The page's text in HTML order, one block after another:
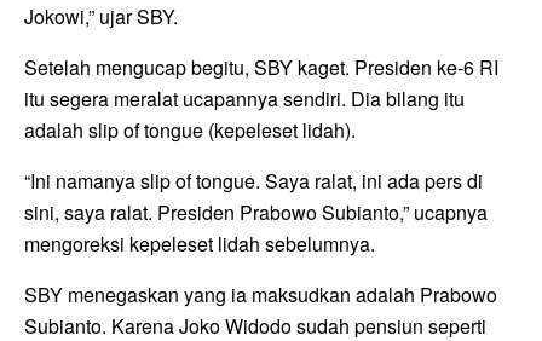
Jokowi,” ujar SBY.
Setelah mengucap begitu, SBY kaget. Presiden ke-6 RI
itu segera meralat ucapannya sendiri. Dia bilang itu
adalah slip of tongue (kepeleset lidah).
“Ini namanya slip of tongue. Saya ralat, ini ada pers di
sini, saya ralat. Presiden Prabowo Subianto,” ucapnya
mengoreksi kepeleset lidah sebelumnya.
SBY menegaskan yang ia maksudkan adalah Prabowo
Subianto. Karena Joko Widodo sudah pensiun seperti